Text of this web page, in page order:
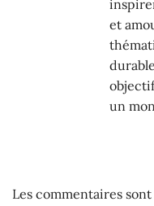
et
un
Les commentaires